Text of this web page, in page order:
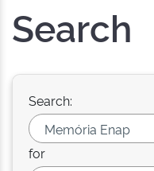
Search
Search:
for